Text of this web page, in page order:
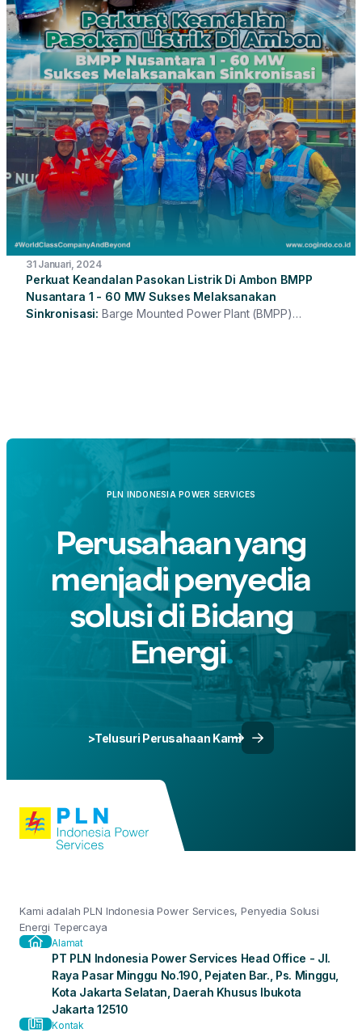
31 Januari, 2024
Perkuat Keandalan Pasokan Listrik Di Ambon BMPP
Nusantara 1 - 60 MW Sukses Melaksanakan
Sinkronisasi Barge Mounted Power Plant (BMPP)
PLN INDONESIA POWER SERVICES
Perusahaan yang
menjadi penyedia
solusi di Bidang
Energi
>Telusuri Perusahaan Kami
Kami adalah PLN Indonesia Power Services, Penyedia Solusi
Energi Tepercaya
Alamat
PT PLN Indonesia Power Services Head Office - Jl.
Raya Pasar Minggu No.190, Pejaten Bar., Ps. Minggu,
Kota Jakarta Selatan, Daerah Khusus Ibukota
Jakarta 12510
Kontak